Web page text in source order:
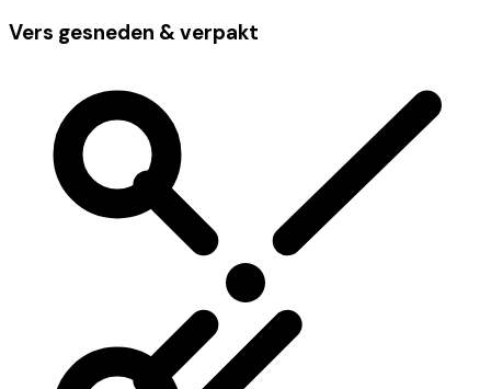
Vers gesneden & verpakt